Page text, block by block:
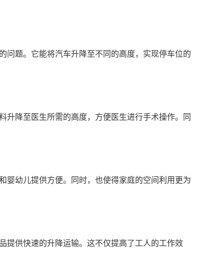
问题。它能将汽车升降至不同的高度，实现停车位的
升降至医生所需的高度，方便医生进行手术操作。同
婴幼儿提供方便。同时，也使得家庭的空间利用更为
提供快速的升降运输。这不仅提高了工人的工作效